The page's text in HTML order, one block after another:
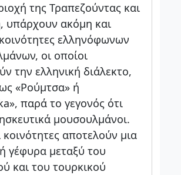
της Τραπεζούντας και
υπάρχουν ακόμη και
ελληνόφωνων
οι οποίοι
την ελληνική διάλεκτο,
«Ρούμτσα» ή
παρά το γεγονός ότι
μουσουλμάνοι.
κοινότητες αποτελούν μια
γέφυρα μεταξύ του
και του τουρκικού